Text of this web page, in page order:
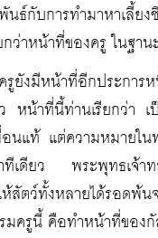
กับการทำมาหาเลี้ย
ว่าหน้าที่ของครู ในฐา
ยังมีหน้าที่อีกประการ
หน้าที่นี้ท่านเรียกว่
นแท้ แต่ความหมายใ
เดียว พระพุทธเจ้าท
ห้สัตว์ทั้งหลายได้รอ
มครูนี้ คือทำหน้าที่ของ